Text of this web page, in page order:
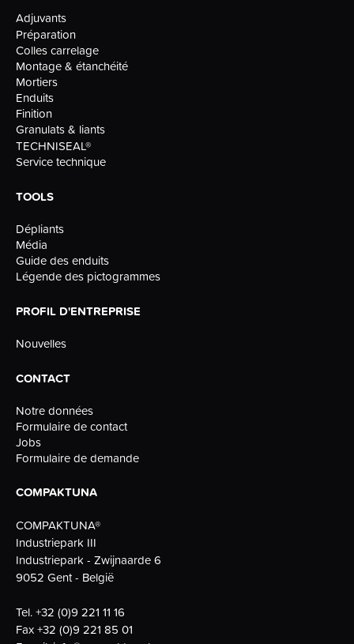
Adjuvants
Préparation
Colles carrelage
Montage & étanchéité
Mortiers
Enduits
Finition
Granulats & liants
TECHNISEAL®
Service technique
TOOLS
Dépliants
Média
Guide des enduits
Légende des pictogrammes
PROFIL D'ENTREPRISE
Nouvelles
CONTACT
Notre données
Formulaire de contact
Jobs
Formulaire de demande
COMPAKTUNA
COMPAKTUNA®
Industriepark III
Industriepark - Zwijnaarde 6
9052 Gent - België
Tel.+32 (0)9 221 11 16
Fax+32 (0)9 221 85 01